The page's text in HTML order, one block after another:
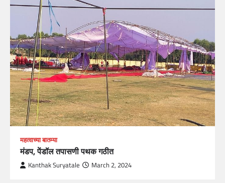
महत्वाच्या बातम्या
मंडप, पेंडॉल तपासणी पथक गठीत
Kanthak Suryatale March 2, 2024